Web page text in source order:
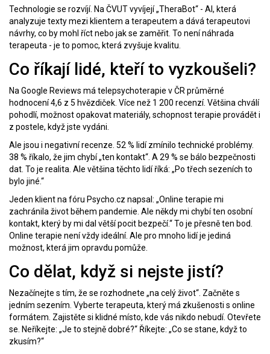
Technologie se rozvíjí. Na ČVUT vyvíjejí „TheraBot“ - AI, která
analyzuje texty mezi klientem a terapeutem a dává terapeutovi
návrhy, co by mohl říct nebo jak se zaměřit. To není náhrada
terapeuta - je to pomoc, která zvyšuje kvalitu.
Co říkají lidé, kteří to vyzkoušeli?
Na Google Reviews má telepsychoterapie v ČR průměrné
hodnocení 4,6 z 5 hvězdiček. Více než 1 200 recenzí. Většina chválí
pohodlí, možnost opakovat materiály, schopnost terapie provádět i
z postele, když jste vydáni.
Ale jsou i negativní recenze. 52 % lidí zmínilo technické problémy.
38 % říkalo, že jim chybí „ten kontakt“. A 29 % se bálo bezpečnosti
dat. To je realita. Ale většina těchto lidí říká: „Po třech sezeních to
bylo jiné.“
Jeden klient na fóru Psycho.cz napsal: „Online terapie mi
zachránila život během pandemie. Ale někdy mi chybí ten osobní
kontakt, který by mi dal větší pocit bezpečí.“ To je přesně ten bod.
Online terapie není vždy ideální. Ale pro mnoho lidí je jediná
možnost, která jim opravdu pomůže.
Co dělat, když si nejste jistí?
Nezačínejte s tím, že se rozhodnete „na celý život“. Začněte s
jedním sezením. Vyberte terapeuta, který má zkušenosti s online
formátem. Zajistěte si klidné místo, kde vás nikdo nebudí. Otevřete
se. Neříkejte: „Je to stejně dobré?“ Říkejte: „Co se stane, když to
zkusím?“